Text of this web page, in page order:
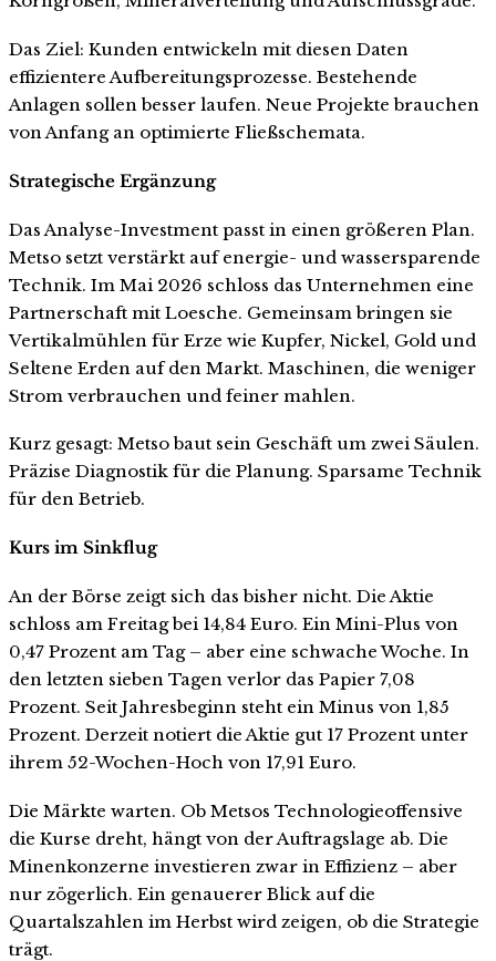
Das Ziel: Kunden entwickeln mit diesen Daten
effizientere Aufbereitungsprozesse. Bestehende
Anlagen sollen besser laufen. Neue Projekte brauchen
von Anfang an optimierte Fließschemata.
Strategische Ergänzung
Das Analyse-Investment passt in einen größeren Plan.
Metso setzt verstärkt auf energie- und wassersparende
Technik. Im Mai 2026 schloss das Unternehmen eine
Partnerschaft mit Loesche. Gemeinsam bringen sie
Vertikalmühlen für Erze wie Kupfer, Nickel, Gold und
Seltene Erden auf den Markt. Maschinen, die weniger
Strom verbrauchen und feiner mahlen.
Kurz gesagt: Metso baut sein Geschäft um zwei Säulen.
Präzise Diagnostik für die Planung. Sparsame Technik
für den Betrieb.
Kurs im Sinkflug
An der Börse zeigt sich das bisher nicht. Die Aktie
schloss am Freitag bei 14,84 Euro. Ein Mini-Plus von
0,47 Prozent am Tag – aber eine schwache Woche. In
den letzten sieben Tagen verlor das Papier 7,08
Prozent. Seit Jahresbeginn steht ein Minus von 1,85
Prozent. Derzeit notiert die Aktie gut 17 Prozent unter
ihrem 52-Wochen-Hoch von 17,91 Euro.
Die Märkte warten. Ob Metsos Technologieoffensive
die Kurse dreht, hängt von der Auftragslage ab. Die
Minenkonzerne investieren zwar in Effizienz – aber
nur zögerlich. Ein genauerer Blick auf die
Quartalszahlen im Herbst wird zeigen, ob die Strategie
trägt.